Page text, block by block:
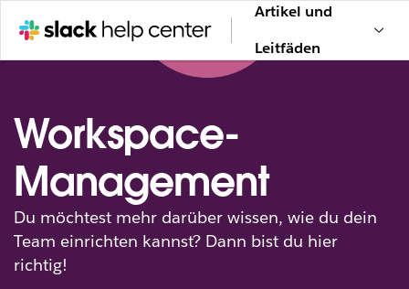
Artikel und
Leitfäden
Workspace-
Management
Du möchtest mehr darüber wissen, wie du dein
Team einrichten kannst? Dann bist du hier
richtig!